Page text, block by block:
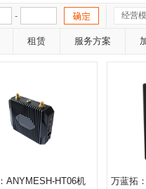
- 经营
租赁 服务方案
ANYMESH-HT06机
万蓝拓